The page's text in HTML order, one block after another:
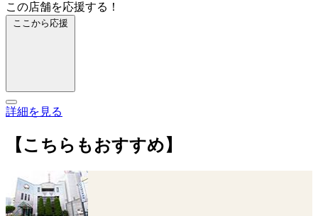
この店舗を応援する！
ここから応援
詳細を見る
【こちらもおすすめ】